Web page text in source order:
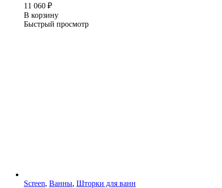
11 060 ₽
В корзину
Быстрый просмотр
Screen, Ванны, Шторки для ванн